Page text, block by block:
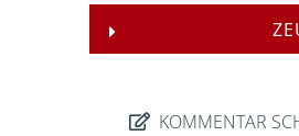
KOMMENTAR